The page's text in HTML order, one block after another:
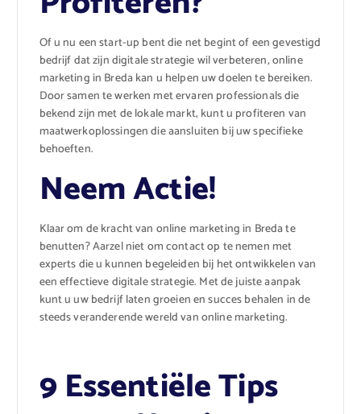
Of u nu een start-up bent die net begint of een gevestigd
bedrijf dat zijn digitale strategie wil verbeteren, online
marketing in Breda kan u helpen uw doelen te bereiken.
Door samen te werken met ervaren professionals die
bekend zijn met de lokale markt, kunt u profiteren van
maatwerkoplossingen die aansluiten bij uw specifieke
behoeften.
Neem Actie!
Klaar om de kracht van online marketing in Breda te
benutten? Aarzel niet om contact op te nemen met
experts die u kunnen begeleiden bij het ontwikkelen van
een effectieve digitale strategie. Met de juiste aanpak
kunt u uw bedrijf laten groeien en succes behalen in de
steeds veranderende wereld van online marketing.
9 Essentiële Tips